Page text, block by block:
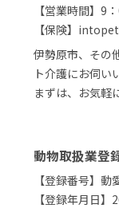
【営業時間】9
【保険】
伊勢原市、その
ト介護にお伺い
まずは、お気軽
動物取扱業登
【登録番号】
【登録年月日